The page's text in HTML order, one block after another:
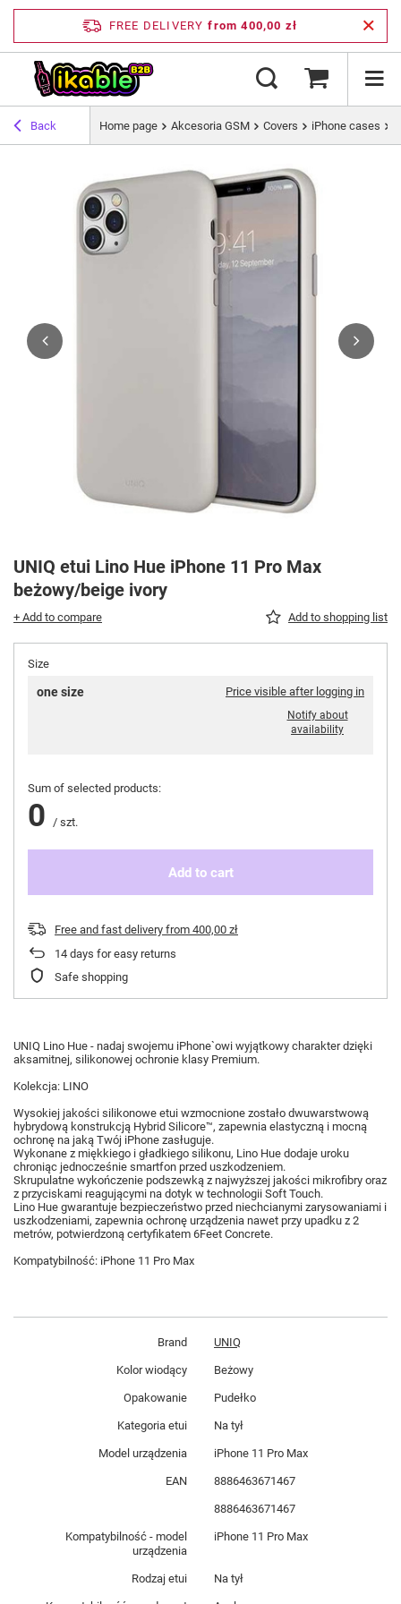
FREE DELIVERY from 400,00 zł
Back Home page Akcesoria GSM Covers iPhone cases
UNIQ etui Lino Hue iPhone 11 Pro Max
beżowy/beige ivory
+ Add to compare Add to shopping list
Size
one size Price visible after logging in
Notify about
availability
Sum of selected products:
0 / szt.
Add to cart
Free and fast delivery from 400,00 zł
14 days for easy returns
Safe shopping
UNIQ Lino Hue - nadaj swojemu iPhone`owi wyjątkowy charakter dzięki
aksamitnej, silikonowej ochronie klasy Premium.
Kolekcja: LINO
Wysokiej jakości silikonowe etui wzmocnione zostało dwuwarstwową
hybrydową konstrukcją Hybrid Silicore™, zapewnia elastyczną i mocną
ochronę na jaką Twój iPhone zasługuje.
Wykonane z miękkiego i gładkiego silikonu, Lino Hue dodaje uroku
chroniąc jednocześnie smartfon przed uszkodzeniem.
Skrupulatne wykończenie podszewką z najwyższej jakości mikrofibry oraz
z przyciskami reagującymi na dotyk w technologii Soft Touch.
Lino Hue gwarantuje bezpieczeństwo przed niechcianymi zarysowaniami i
uszkodzeniami, zapewnia ochronę urządzenia nawet przy upadku z 2
metrów, potwierdzoną certyfikatem 6Feet Concrete.
Kompatybilność: iPhone 11 Pro Max
Brand UNIQ
Kolor wiodący Beżowy
Opakowanie Pudełko
Kategoria etui Na tył
Model urządzenia iPhone 11 Pro Max
EAN 8886463671467
8886463671467
Kompatybilność - model
urządzenia
iPhone 11 Pro Max
Rodzaj etui Na tył